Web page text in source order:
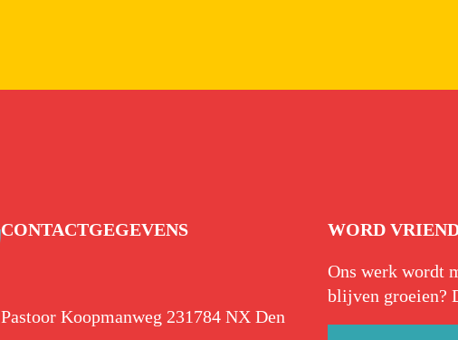
CONTACTGEGEVENS
Pastoor Koopmanweg 231784 NX Den
WORD
Ons werk wordt
blijven groeien?